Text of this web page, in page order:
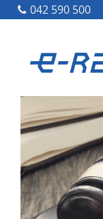
042 590 500
042 590 500